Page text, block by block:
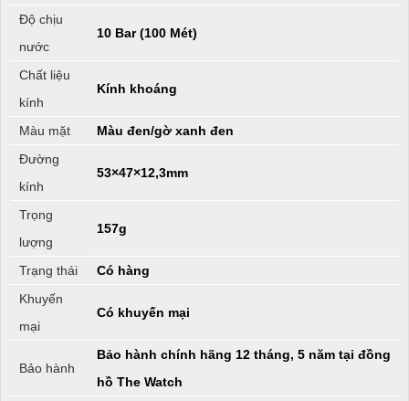
Độ chịu
nước
10 Bar (100 Mét)
Chất liệu
kính
Kính khoáng
Màu mặt
Màu đen/gờ xanh đen
Đường
kính
53×47×12,3mm
Trọng
lượng
157g
Trạng thái
Có hàng
Khuyến
mại
Có khuyến mại
Bảo hành
Bảo hành chính hãng 12 tháng, 5 năm tại đồng
hồ The Watch